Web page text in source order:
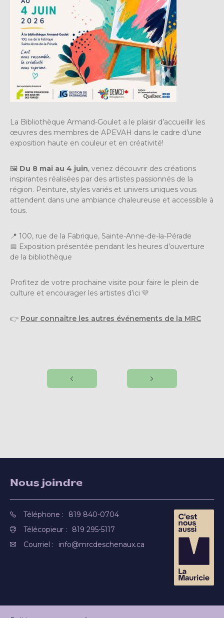
La Bibliothèque Armand-Goulet a le plaisir d’accueillir les
œuvres des membres de APEVAH dans le cadre d’une
exposition haute en couleur et en créativité!
🖼️ Du 8 mai au 4 juin, venez découvrir des créations
inspirantes réalisées par des artistes passionnés de la
région. Peinture, styles variés et univers uniques vous
attendent dans une ambiance chaleureuse et accessible à
tous.
📍 100, rue de la Fabrique, Sainte-Anne-de-la-Pérade
📅 Exposition présentée pendant les heures d’ouverture
de la bibliothèque
Profitez de votre prochaine visite pour faire le plein de
culture et encourager les artistes d’ici 💛
👉 Pour connaître les autres événements de la MRC
Nous joindre
Téléphone :
819 840-0704
Télécopieur :
819 295-5117
Courriel :
info@mrcdeschenaux.ca